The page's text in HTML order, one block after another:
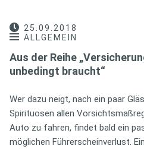
25.09.2018
ALLGEMEIN
Aus der Reihe
unbedingt braucht“
Wer dazu neigt, nach ein paar
Spirituosen allen
Auto zu fahren, findet bald ein
möglichen Führerscheinverlust.